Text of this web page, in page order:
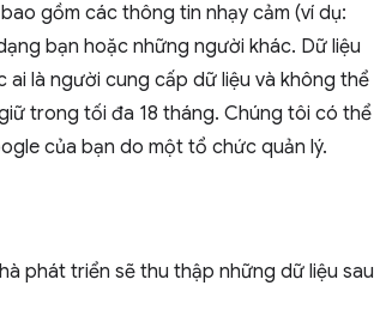
gồm các thông tin nhạy cảm (ví dụ:
bạn hoặc những người khác. Dữ liệu
là người cung cấp dữ liệu và không thể
trong tối đa 18 tháng. Chúng tôi có thể
của bạn do một tổ chức quản lý.
phát triển sẽ thu thập những dữ liệu sau